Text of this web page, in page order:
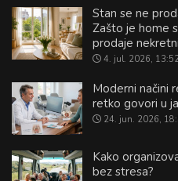
Stan se ne
Zašto je home
prodaje
4. jul. 2026, 13:52
Moderni načini
retko govori u
24. jun. 2026,
Kako
bez stresa?